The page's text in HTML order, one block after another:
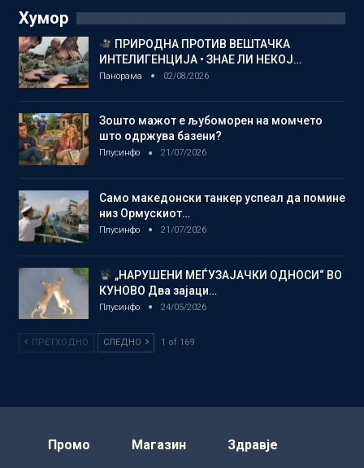
Хумор
ПРИРОДНА ПРОТИВ ВЕШТАЧКА
ИНТЕЛИГЕНЦИЈА • ЗНАЕ ЛИ НЕКОЈ…
Панорама 02/08/2026
Зошто мажот е љубоморен на момчето
што одржува базени?
Плусинфо 21/07/2026
Само македонски танкер успеал да помине
низ Ормускиот…
Плусинфо 21/07/2026
„НАРУШЕНИ МЕЃУЗАЈАЧКИ ОДНОСИ“ ВО
КУНОВО Два зајаци…
Плусинфо 24/05/2026
ПРЕТХОДНО СЛЕДНО 1 of 169
Промо Магазин Здравје